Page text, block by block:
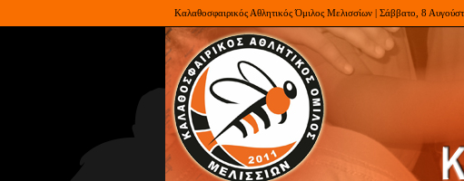
Καλαθοσφαιρικός Αθλητικός Όμιλος Μελισσίων | Σάββατο, 8